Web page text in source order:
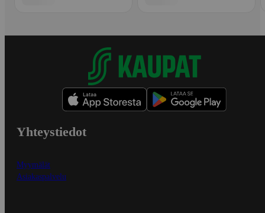
Yhteystiedot
Myymälät
Asiakaspalvelu